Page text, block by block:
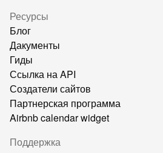
Ресурсы
Блог
Дакументы
Гиды
Ссылка на API
Создатели сайтов
Партнерская программа
Airbnb calendar widget
Поддержка